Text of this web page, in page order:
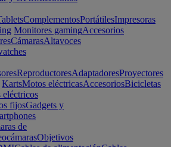
ComplementosPortátilesImpresoras
Monitores gamingAccesorios
CámarasAltavoces
ReproductoresAdaptadoresProyectores
KartsMotos eléctricasAccesoriosBicicletas
eléctricos
fijosGadgets y
de
Objetivos